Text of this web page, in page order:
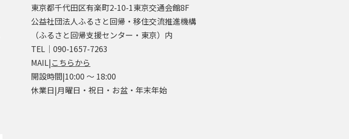
東京都千代田区有楽町2-10-1東京交通会館8F
公益社団法人ふるさと回帰・移住交流推進機構
（ふるさと回帰支援センター・東京）内
TEL│090-1657-7263
MAIL|こちらから
開設時間|10:00 ～ 18:00
休業日|月曜日・祝日・お盆・年末年始